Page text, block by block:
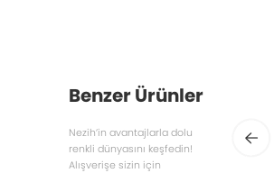
Benzer Ürünler
Nezih’in avantajlarla dolu
renkli dünyasını keşfedin!
Alışverişe sizin için